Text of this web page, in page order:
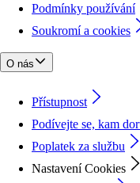
Podmínky používání
Soukromí a cookies
O nás
Přístupnost
Podívejte se, kam
Poplatek za službu
Nastavení Cookies